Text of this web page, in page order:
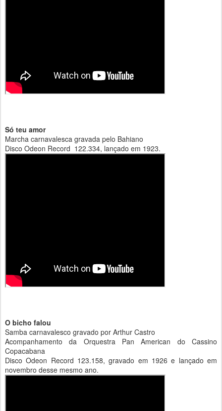
Só teu amor
Marcha carnavalesca gravada pelo Bahiano
Disco Odeon Record 122.334, lançado em 1923.
O bicho falou
Samba carnavalesco gravado por Arthur Castro
Acompanhamento da Orquestra Pan American do Cassino
Copacabana
Disco Odeon Record 123.158, gravado em 1926 e lançado em
novembro desse mesmo ano.